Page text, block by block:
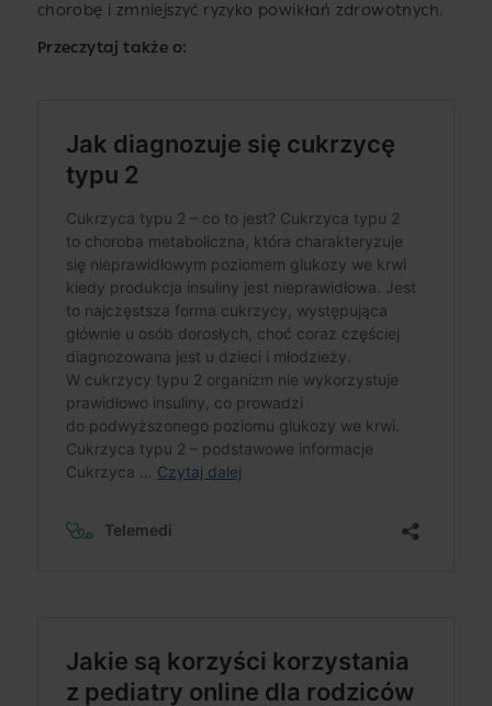
chorobę i zmniejszyć ryzyko powikłań zdrowotnych.
Przeczytaj także o: